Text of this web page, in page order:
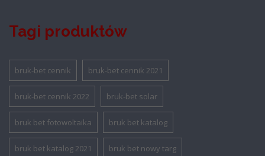
Tagi produktów
bruk-bet cennik bruk-bet cennik 2021
bruk-bet cennik 2022 bruk-bet solar
bruk bet fotowoltaika bruk bet katalog
bruk bet katalog 2021 bruk bet nowy targ